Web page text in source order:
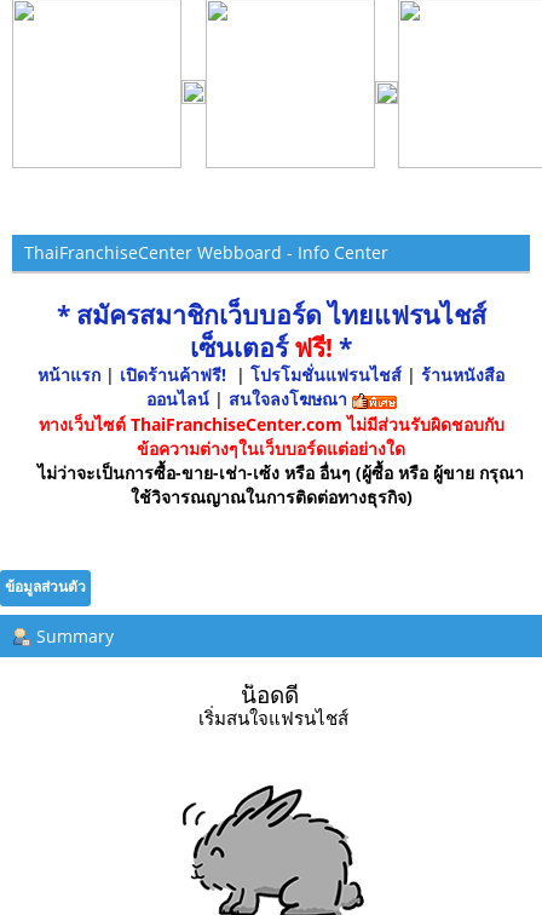
ThaiFranchiseCenter Webboard - Info Center
* สมัครสมาชิกเว็บบอร์ด ไทยแฟรนไชส์
เซ็นเตอร์ฟรี! *
หน้าแรก | เปิดร้านค้าฟรี! | โปรโมชั่นแฟรนไชส์ | ร้านหนังสือ
ออนไลน์ | สนใจลงโฆษณา
ทางเว็บไซต์ ThaiFranchiseCenter.com ไม่มีส่วนรับผิดชอบกับ
ข้อความต่างๆในเว็บบอร์ดแต่อย่างใด
ไม่ว่าจะเป็นการซื้อ-ขาย-เช่า-เซ้ง หรือ อื่นๆ (ผู้ซื้อ หรือ ผู้ขาย กรุณา
ใช้วิจารณญาณในการติดต่อทางธุรกิจ)
ข้อมูลส่วนตัว
Summary
น็อดดี้
เริ่มสนใจแฟรนไชส์